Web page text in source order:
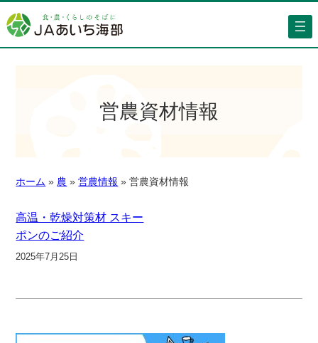
営農資材情報
ホーム » 農 » 営農情報 » 営農資材情報
高温・乾燥対策材 スキー
ポンのご紹介
2025年7月25日